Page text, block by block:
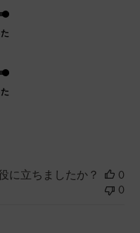
に立ちましたか？
0
0